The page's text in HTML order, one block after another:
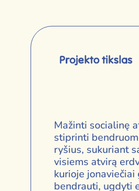
Projekto tikslas
Mažinti socialinę
stiprinti
ryšius, sukuriant
visiems atvirą
kurioje jonaviečiai
bendrauti, ugdyti